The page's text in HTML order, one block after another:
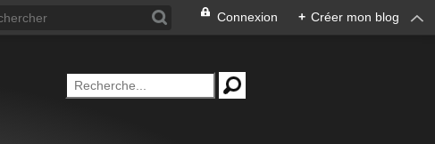
Connexion + Créer mon blog